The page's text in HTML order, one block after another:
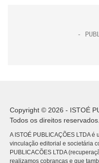
Copyright © 2026 - ISTOÉ
Todos os direitos reservados.
A ISTOÉ PUBLICAÇÕES LTDA
vinculação editorial e societária
PUBLICACÕES LTDA
realizamos cobranças e que